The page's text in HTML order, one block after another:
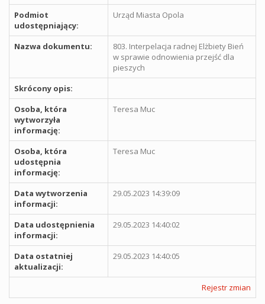
Podmiot
udostępniający:
Urząd Miasta Opola
Nazwa dokumentu:
803. Interpelacja radnej Elżbiety Bień
w sprawie odnowienia przejść dla
pieszych
Skrócony opis:
Osoba, która
wytworzyła
informację:
Teresa Muc
Osoba, która
udostępnia
informację:
Teresa Muc
Data wytworzenia
informacji:
29.05.2023 14:39:09
Data udostępnienia
informacji:
29.05.2023 14:40:02
Data ostatniej
aktualizacji:
29.05.2023 14:40:05
Rejestr zmian